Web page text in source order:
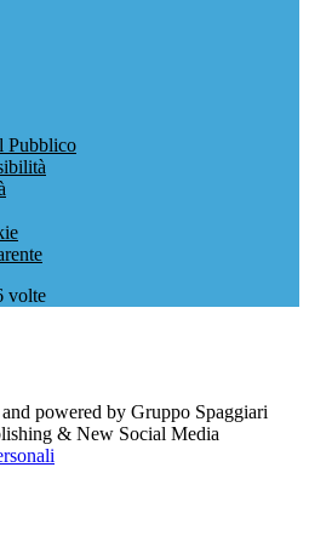
Pubblico
volte
powered by Gruppo Spaggiari
& New Social Media